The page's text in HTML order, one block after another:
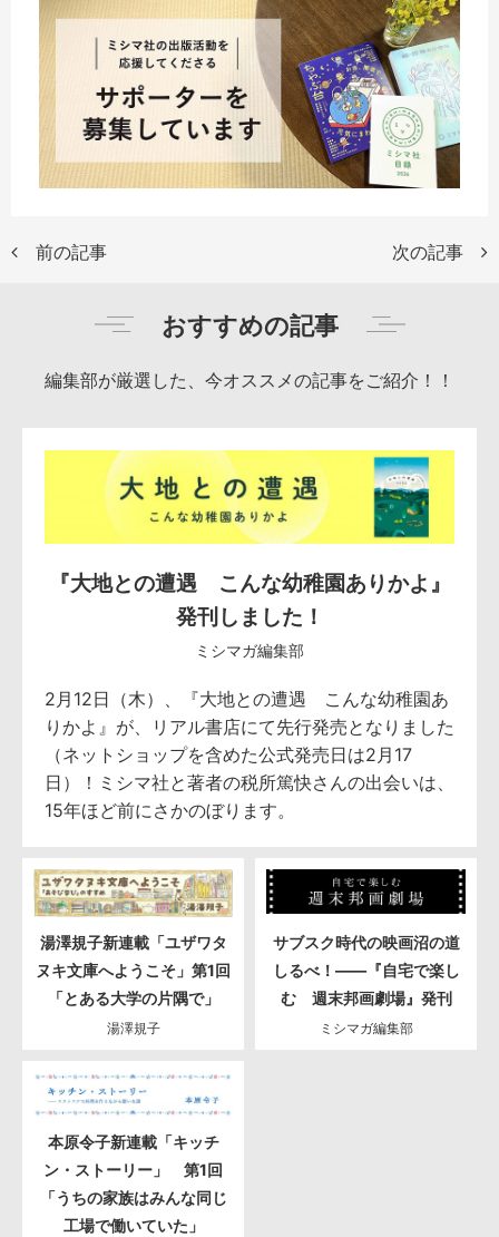
前の記事 次の記事
おすすめの記事
編集部が厳選した、今オススメの記事をご紹介！！
『大地との遭遇 こんな幼稚園ありかよ』
発刊しました！
ミシマガ編集部
2月12日（木）、『大地との遭遇 こんな幼稚園あ
りかよ』が、リアル書店にて先行発売となりました
（ネットショップを含めた公式発売日は2月17
日）！ミシマ社と著者の税所篤快さんの出会いは、
15年ほど前にさかのぼります。
湯澤規子新連載「ユザワタ
ヌキ文庫へようこそ」第1回
「とある大学の片隅で」
湯澤規子
サブスク時代の映画沼の道
しるべ！――『自宅で楽し
む 週末邦画劇場』発刊
ミシマガ編集部
本原令子新連載「キッチ
ン・ストーリー」 第1回
「うちの家族はみんな同じ
工場で働いていた」